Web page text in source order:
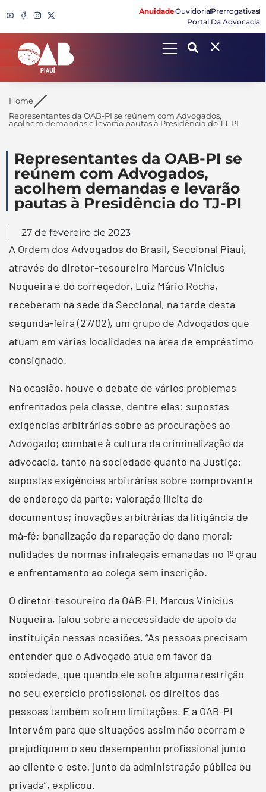
AnuidadeOuvidoriaPrerrogativas
Portal Da Advocacia
Search
Home
Representantes da OAB-PI se reúnem com Advogados,
acolhem demandas e levarão pautas à Presidência do TJ-PI
Representantes da OAB-PI se
reúnem com Advogados,
acolhem demandas e levarão
pautas à Presidência do TJ-PI
27 de fevereiro de 2023
A Ordem dos Advogados do Brasil, Seccional Piauí,
através do diretor-tesoureiro Marcus Vinícius
Nogueira e do corregedor, Luiz Mário Rocha,
receberam na sede da Seccional, na tarde desta
segunda-feira (27/02), um grupo de Advogados que
atuam em várias localidades na área de empréstimo
consignado.
Na ocasião, houve o debate de vários problemas
enfrentados pela classe, dentre elas: supostas
exigências arbitrárias sobre as procurações ao
Advogado; combate à cultura da criminalização da
advocacia, tanto na sociedade quanto na Justiça;
supostas exigências arbitrárias sobre comprovante
de endereço da parte; valoração ilícita de
documentos; inovações arbitrárias da litigância de
má-fé; banalização da reparação do dano moral;
nulidades de normas infralegais emanadas no 1º grau
e enfrentamento ao colega sem inscrição.
O diretor-tesoureiro da OAB-PI, Marcus Vinícius
Nogueira, falou sobre a necessidade de apoio da
instituição nessas ocasiões. “As pessoas precisam
entender que o Advogado atua em favor da
sociedade, que quando ele sofre alguma restrição
no seu exercício profissional, os direitos das
pessoas também sofrem limitações. E a OAB-PI
intervém para que situações assim não ocorram e
prejudiquem o seu desempenho profissional junto
ao cliente e este, junto da administração pública ou
privada”, explicou.